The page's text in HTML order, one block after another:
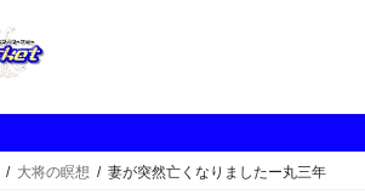
大将の瞑想 妻が突然亡くなりましたー丸三年